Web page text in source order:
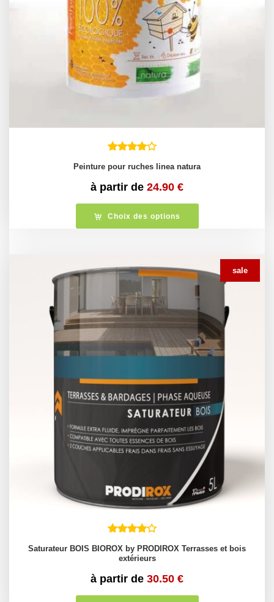
Peinture pour ruches linea natura
à partir de 24.90 €
Choix des options
sale
Saturateur BOIS BIOROX by PRODIROX Terrasses et bois
extérieurs
à partir de 30.50 €